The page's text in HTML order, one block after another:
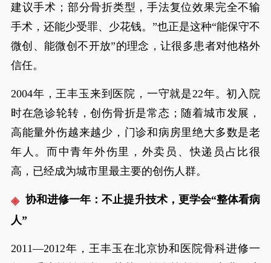
建议手术；部分骨折类型，手法复位效果完全不输
手术，还能少受罪、少花钱。”也正是这种“能保守不
微创、能微创不开放”的理念，让很多患者对他格外
信任。
2004年，王丰玉来到医院，一守就是22年。初入院
时在急诊轮转，创伤骨折是常态；随着城市发展，
高能量外伤越来越少，门诊和病房里绝大多数是老
年人。而中青年外伤里，外卖员、快递员占比很
高，已经成为城市里最主要的创伤人群。
协和进修一年：不止提升技术，更学会“整体看病
人”
2011—2012年，王丰玉在北京协和医院骨科进修一